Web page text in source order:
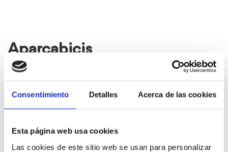
Consentimiento Detalles Acerca de las cookies
Esta página web usa cookies
Las cookies de este sitio web se usan para personalizar
Aparcabicis